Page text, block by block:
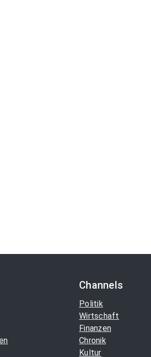
Channels
Politik
Wirtschaft
Finanzen
Chronik
Kultur